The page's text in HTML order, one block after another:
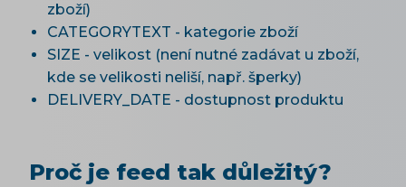
zboží)
CATEGORYTEXT - kategorie zboží
SIZE - velikost (není nutné zadávat u zboží,
kde se velikosti neliší, např. šperky)
DELIVERY_DATE - dostupnost produktu
Proč je feed tak důležitý?